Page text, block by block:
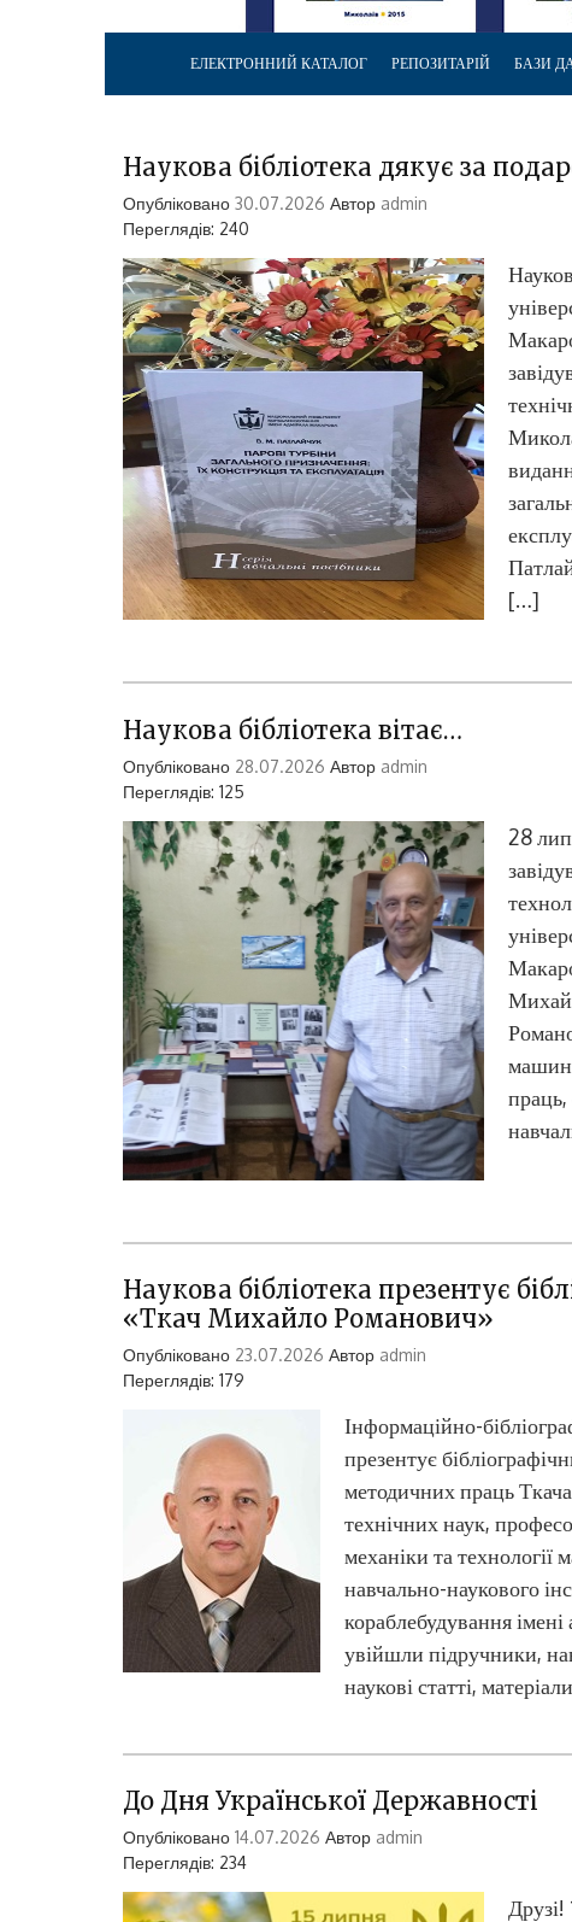
ЕЛЕКТРОННИЙ КАТАЛОГ РЕПОЗИТАРІЙ БАЗИ
Наукова бібліотека дякує за
Опубліковано 30.07.2026 Автор admin
Переглядів: 240
[…]
Наукова бібліотека вітає…
Опубліковано 28.07.2026 Автор admin
Переглядів: 125
28
праць,
Наукова бібліотека презентує
«Ткач Михайло Романович»
Опубліковано 23.07.2026 Автор admin
Переглядів: 179
Інформаційно-
презентує
методичних праць
технічних наук,
механіки та
навчально-наукового
кораблебудування
увійшли підручники,
наукові статті,
До Дня Української Державності
Опубліковано 14.07.2026 Автор admin
Переглядів: 234